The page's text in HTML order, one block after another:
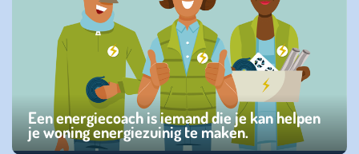
Een energiecoach is iemand die je kan helpen
je woning energiezuinig te maken.